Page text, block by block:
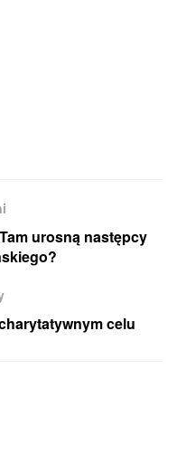
urosną następcy
celu